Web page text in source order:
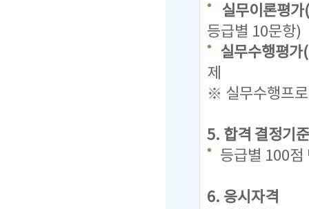
실무이론평
등급별 10문항)
실무수행평
제
※ 실무수행프
5. 합격 결정기준
등급별 100점
6. 응시자격